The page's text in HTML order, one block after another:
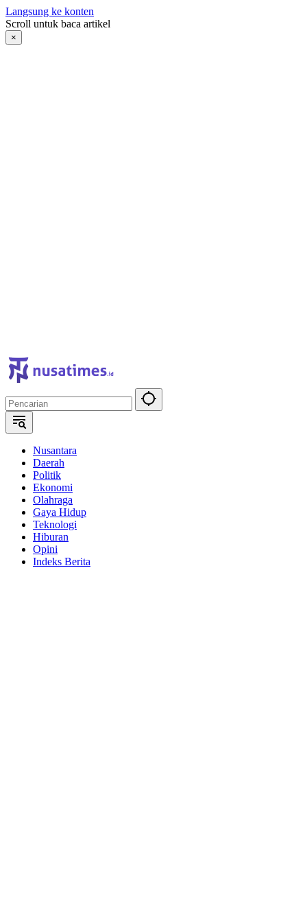
Langsung ke konten
Scroll untuk baca artikel
×
Nusantara
Daerah
Politik
Ekonomi
Olahraga
Gaya Hidup
Teknologi
Hiburan
Opini
Indeks Berita